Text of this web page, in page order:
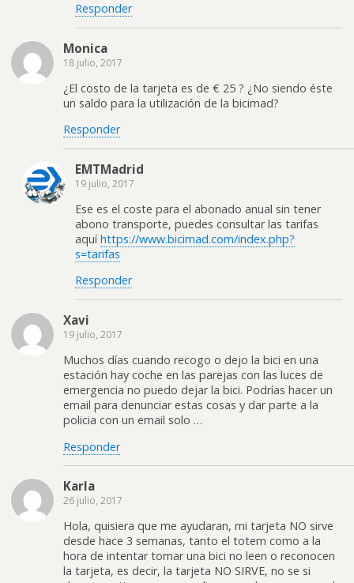
Responder
Monica
18 julio, 2017
¿El costo de la tarjeta es de € 25 ? ¿No siendo éste
un saldo para la utilización de la bicimad?
Responder
EMTMadrid
19 julio, 2017
Ese es el coste para el abonado anual sin tener
abono transporte, puedes consultar las tarifas
aquíhttps://www.bicimad.com/index.php?
s=tarifas
Responder
Xavi
19 julio, 2017
Muchos días cuando recogo o dejo la bici en una
estación hay coche en las parejas con las luces de
emergencia no puedo dejar la bici. Podrías hacer un
email para denunciar estas cosas y dar parte a la
policia con un email solo …
Responder
Karla
26 julio, 2017
Hola, quisiera que me ayudaran, mi tarjeta NO sirve
desde hace 3 semanas, tanto el totem como a la
hora de intentar tomar una bici no leen o reconocen
la tarjeta, es decir, la tarjeta NO SIRVE, no se si